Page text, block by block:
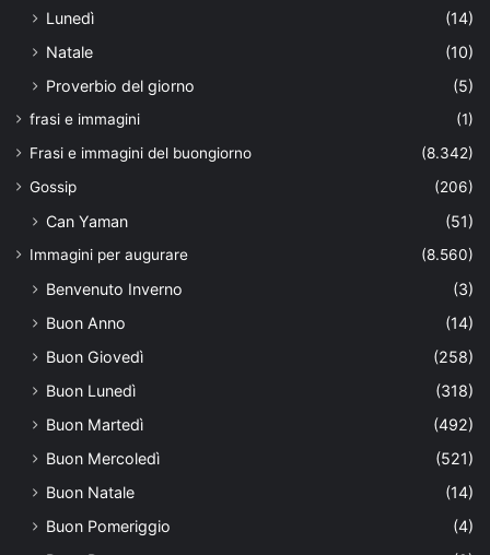
Lunedì
(14)
Natale
(10)
Proverbio del giorno
(5)
frasi e immagini
(1)
Frasi e immagini del buongiorno
(8.342)
Gossip
(206)
Can Yaman (51)
Immagini per augurare (8.560)
Benvenuto Inverno
(3)
Buon Anno
(14)
Buon Giovedì
(258)
Buon Lunedì
(318)
Buon Martedì
(492)
Buon Mercoledì
(521)
Buon Natale
(14)
Buon Pomeriggio
(4)